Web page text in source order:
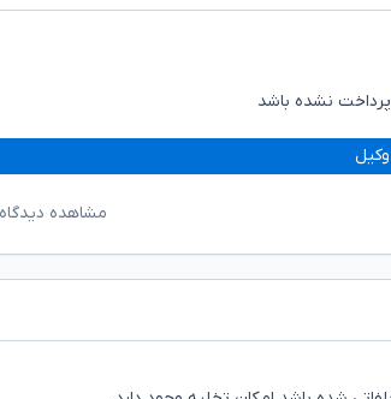
نشده باشد
مشاهده